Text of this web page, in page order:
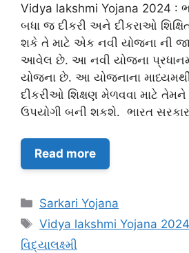
Vidya lakshmi Yojana 2024 :
બધા જ દીકરી અને દીકરાઓ
શકે તે માટે એક નવી યોજના ની
આવેલ છે. આ નવી યોજના
યોજના છે. આ યોજનાના
દીકરીઓ શિક્ષણ મેળવવા માટે
ઉપયોગી બની શકશે. ભારત સરકાર
Read more
Categories
Sarkari Yojana
Tags
Vidya lakshmi Yojana 2024
વિદ્યાલક્ષ્મી